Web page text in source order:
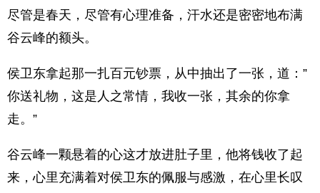
尽管是春天，尽管有心理准备，汗水还是密密地布满
谷云峰的额头。
侯卫东拿起那一扎百元钞票，从中抽出了一张，道：”
你送礼物，这是人之常情，我收一张，其余的你拿
走。”
谷云峰一颗悬着的心这才放进肚子里，他将钱收了起
来，心里充满着对侯卫东的佩服与感激，在心里长叹